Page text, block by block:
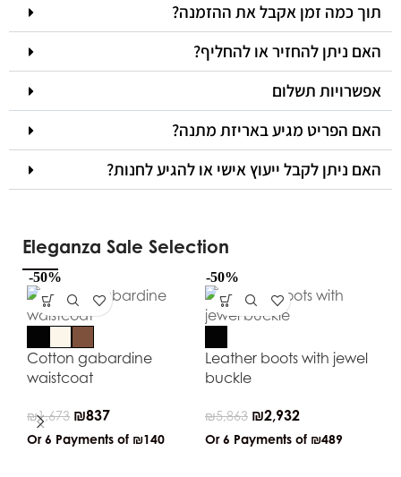
תוך כמה זמן אקבל את ההזמנה?
האם ניתן להחזיר או להחליף?
אפשרויות תשלום
האם הפריט מגיע באריזת מתנה?
האם ניתן לקבל ייעוץ אישי או להגיע לחנות?
Eleganza Sale Selection
-50%
Cotton gabardine
waistcoat
₪1,673 ₪837
Or 6 Payments of ₪140
-50%
Leather boots with jewel
buckle
₪5,863 ₪2,932
Or 6 Payments of ₪489